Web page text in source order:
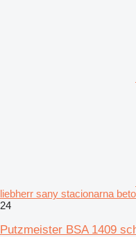
liebherr sany stacionarna
24
Putzmeister BSA 1409